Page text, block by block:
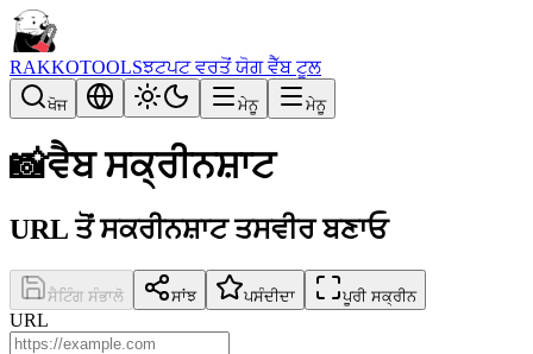
RAKKOTOOLSਝਟਪਟ ਵਰਤੋਂ ਯੋਗ ਵੈੱਬ ਟੂਲ
ਖੋਜ ਮੇਨੂ ਮੇਨੂ
📸ਵੈਬ ਸਕ੍ਰੀਨਸ਼ਾਟ
URL ਤੋਂ ਸਕਰੀਨਸ਼ਾਟ ਤਸਵੀਰ ਬਣਾਓ
ਸੈਟਿੰਗ ਸੰਭਾਲੋ ਸਾਂਝ ਪਸੰਦੀਦਾ ਪੂਰੀ ਸਕ੍ਰੀਨ
URL